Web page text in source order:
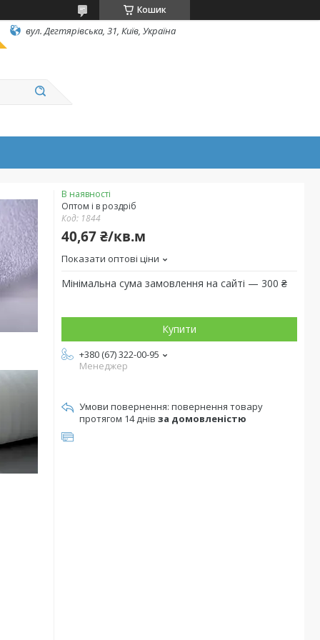
Кошик
вул. Дегтярівська, 31, Київ, Україна
В наявності
Оптом і в роздріб
Код: 1844
40,67 ₴/кв.м
Показати оптові ціни
Мінімальна сума замовлення на сайті — 300 ₴
Купити
+380 (67) 322-00-95
Менеджер
повернення товару
протягом 14 днів за домовленістю